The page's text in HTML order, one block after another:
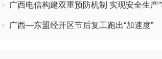
广西电信构建双重预防机制 实现安全生产“
广西—东盟经开区节后复工跑出“加速度”